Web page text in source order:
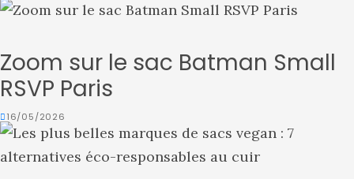
Zoom sur le sac Batman Small
RSVP Paris
16/05/2026